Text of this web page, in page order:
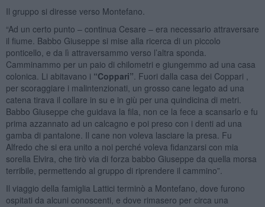
Il gruppo si diresse verso Montefano.
“Ad un certo punto – continua Cesare – era necessario attraversare
il fiume. Babbo Giuseppe si mise alla ricerca di un piccolo
ponticello, e da lì attraversammo verso l’altra sponda.
Camminammo per un paio di chilometri e giungemmo ad una casa
colonica. Li abitavano i “Coppari” . Fuori dalla casa dei Coppari ,
per scoraggiare i malintenzionati, un grosso cane legato ad una
catena tirava il collare in su e in giù per una quindicina di metri.
Babbo Giuseppe che guidava la fila, non ce la fece a scansarlo e fu
prima azzannato ad un calcagno e poi preso con i denti ad una
gamba di pantalone. Il cane non voleva lasciare la presa. Fu
Alfredo che si era unito a noi perché voleva fidanzarsi con mia
sorella Elvira, che tirò via di forza babbo Giuseppe da quella morsa
terribile, permettendo al gruppo di riprendere il cammino”.
Il viaggio della famiglia Lattici terminò a Montefano, dove furono
ospitati da alcuni conoscenti, e dove rimasero per circa una